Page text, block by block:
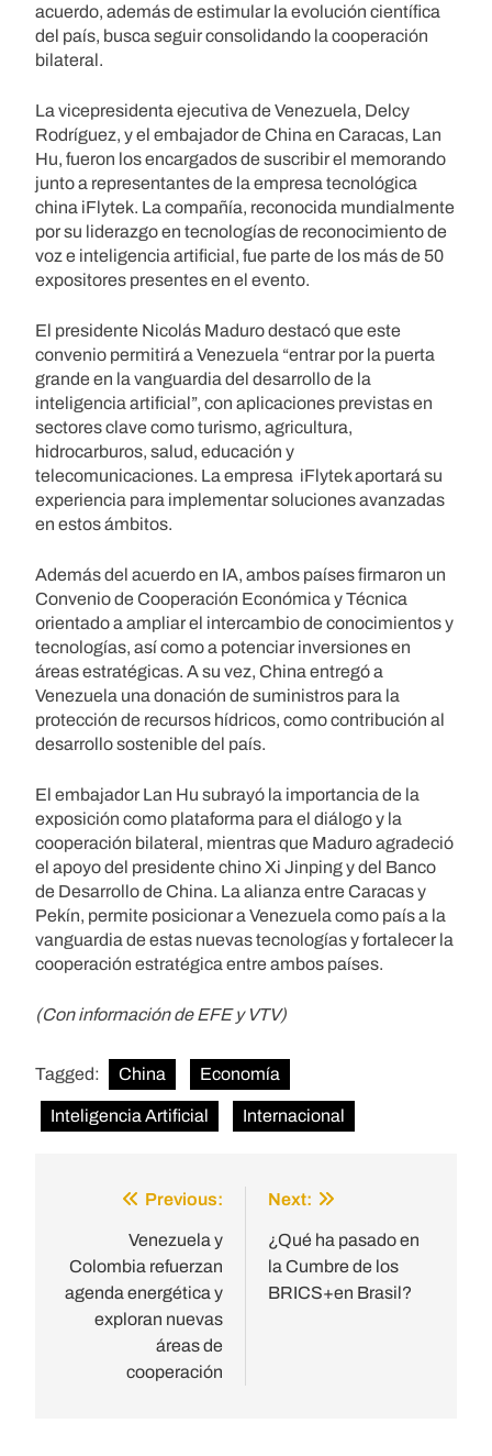
acuerdo, además de estimular la evolución científica
del país, busca seguir consolidando la cooperación
bilateral.
La vicepresidenta ejecutiva de Venezuela, Delcy
Rodríguez, y el embajador de China en Caracas, Lan
Hu, fueron los encargados de suscribir el memorando
junto a representantes de la empresa tecnológica
china iFlytek. La compañía, reconocida mundialmente
por su liderazgo en tecnologías de reconocimiento de
voz e inteligencia artificial, fue parte de los más de 50
expositores presentes en el evento.
El presidente Nicolás Maduro destacó que este
convenio permitirá a Venezuela “entrar por la puerta
grande en la vanguardia del desarrollo de la
inteligencia artificial”, con aplicaciones previstas en
sectores clave como turismo, agricultura,
hidrocarburos, salud, educación y
telecomunicaciones. La empresa iFlytek aportará su
experiencia para implementar soluciones avanzadas
en estos ámbitos.
Además del acuerdo en IA, ambos países firmaron un
Convenio de Cooperación Económica y Técnica
orientado a ampliar el intercambio de conocimientos y
tecnologías, así como a potenciar inversiones en
áreas estratégicas. A su vez, China entregó a
Venezuela una donación de suministros para la
protección de recursos hídricos, como contribución al
desarrollo sostenible del país.
El embajador Lan Hu subrayó la importancia de la
exposición como plataforma para el diálogo y la
cooperación bilateral, mientras que Maduro agradeció
el apoyo del presidente chino Xi Jinping y del Banco
de Desarrollo de China. La alianza entre Caracas y
Pekín, permite posicionar a Venezuela como país a la
vanguardia de estas nuevas tecnologías y fortalecer la
cooperación estratégica entre ambos países.
(Con información de EFE y VTV)
Tagged: China Economía
Inteligencia Artificial Internacional
navigation
Previous:
Venezuela y
Colombia refuerzan
agenda energética y
exploran nuevas
áreas de
cooperación
Next:
¿Qué ha pasado en
la Cumbre de los
BRICS+en Brasil?